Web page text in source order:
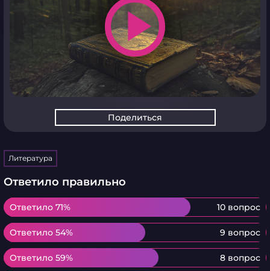
play_arrow
Поделиться
Литература
Ответило правильно
Ответило 71% 10 вопрос
Ответило 71%
Ответило 54% 9 вопрос
Ответило 54%
Ответило 59% 8 вопрос
Ответило 59%